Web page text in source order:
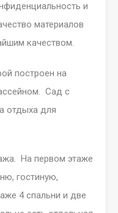
и
материалов
качеством.
построен на
Сад с
отдыха для
На первом этаже
гостиную,
4 спальни и две